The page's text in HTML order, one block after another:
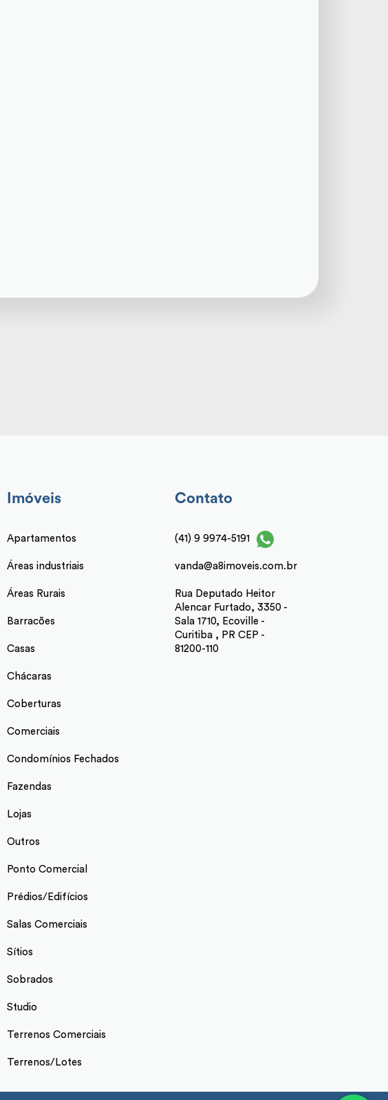
Imóveis
Apartamentos
Áreas industriais
Áreas Rurais
Barracões
Casas
Chácaras
Coberturas
Comerciais
Condomínios Fechados
Fazendas
Lojas
Outros
Ponto Comercial
Prédios/Edifícios
Salas Comerciais
Sítios
Sobrados
Studio
Terrenos Comerciais
Terrenos/Lotes
Contato
(41) 9 9974-5191
vanda@a8imoveis.com.br
Rua Deputado Heitor
Alencar Furtado, 3350 -
Sala 1710, Ecoville -
Curitiba , PR CEP -
81200-110